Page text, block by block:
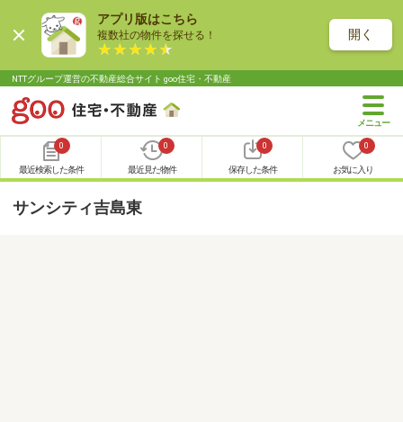
アプリ版はこちら
複数社の物件を探せる！ 開く
NTTグループ運営の不動産総合サイト goo住宅・不動産
0
最近検索した条件
0
最近見た物件
0
保存した条件
0
お気に入り
サンシティ吉島東